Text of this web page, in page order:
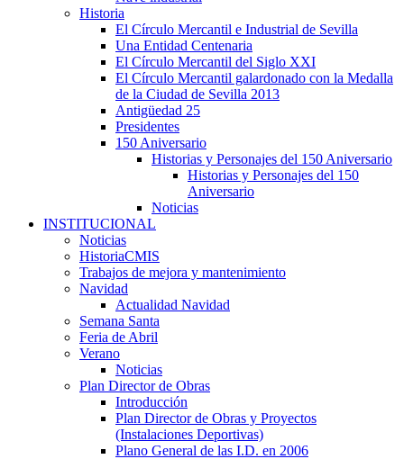
Historia
El Círculo Mercantil e Industrial de Sevilla
Una Entidad Centenaria
El Círculo Mercantil del Siglo XXI
El Círculo Mercantil galardonado con la Medalla
de la Ciudad de Sevilla 2013
Antigüedad 25
Presidentes
150 Aniversario
Historias y Personajes del 150 Aniversario
Historias y Personajes del 150
Aniversario
Noticias
INSTITUCIONAL
Noticias
HistoriaCMIS
Trabajos de mejora y mantenimiento
Navidad
Actualidad Navidad
Semana Santa
Feria de Abril
Verano
Noticias
Plan Director de Obras
Introducción
Plan Director de Obras y Proyectos
(Instalaciones Deportivas)
Plano General de las I.D. en 2006